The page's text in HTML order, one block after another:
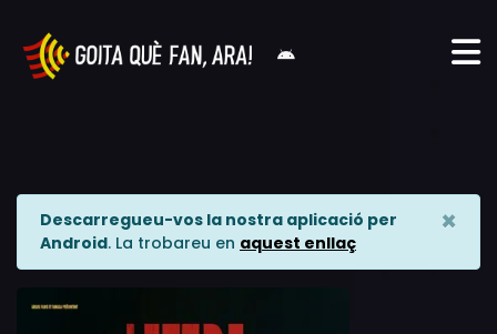
Descarregueu-vos la nostra aplicació per
Android. La trobareu en aquest enllaç
×